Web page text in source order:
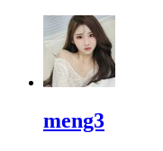
meng3